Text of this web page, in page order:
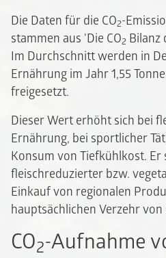
Die Daten für die CO2-
stammen aus 'Die CO2 Bilanz
Im Durchschnitt werden in
Ernährung im Jahr 1,55
freigesetzt.
Dieser Wert erhöht sich bei
Ernährung, bei sportlicher
Konsum von Tiefkühlkost. Er
fleischreduzierter bzw.
Einkauf von regionalen
hauptsächlichen Verzehr
CO2-Aufnahme